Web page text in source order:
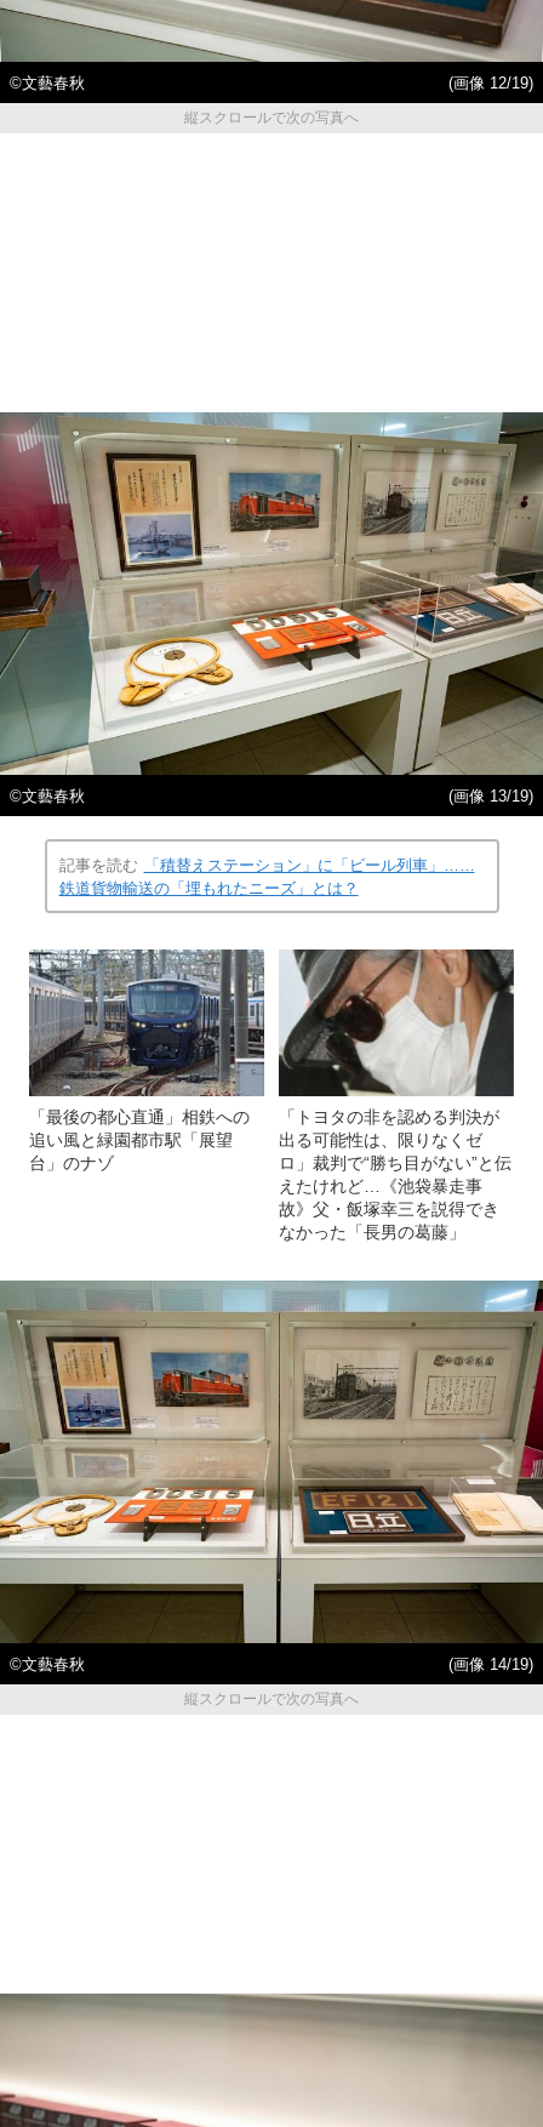
©文藝春秋
(画像 12/19)
縦スクロールで次の写真へ
©文藝春秋 (画像 13/19)
記事を読む
「積替えステーション」に「ビール列車」……
鉄道貨物輸送の「埋もれたニーズ」とは？
「最後の都心直通」相鉄への
追い風と緑園都市駅「展望
台」のナゾ
「トヨタの非を認める判決が
出る可能性は、限りなくゼ
ロ」裁判で“勝ち目がない”と伝
えたけれど…《池袋暴走事
故》父・飯塚幸三を説得でき
なかった「長男の葛藤」
©文藝春秋
(画像 14/19)
縦スクロールで次の写真へ